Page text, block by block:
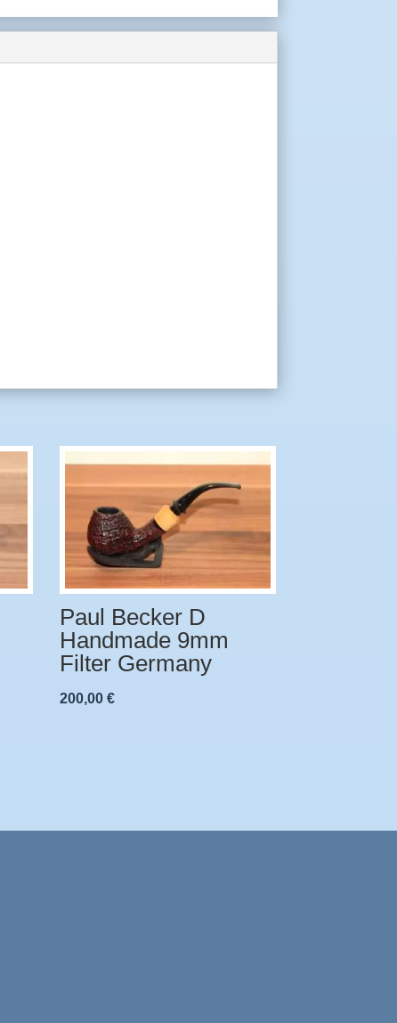
Paul Becker D
Handmade 9mm
Filter Germany
200,00 €